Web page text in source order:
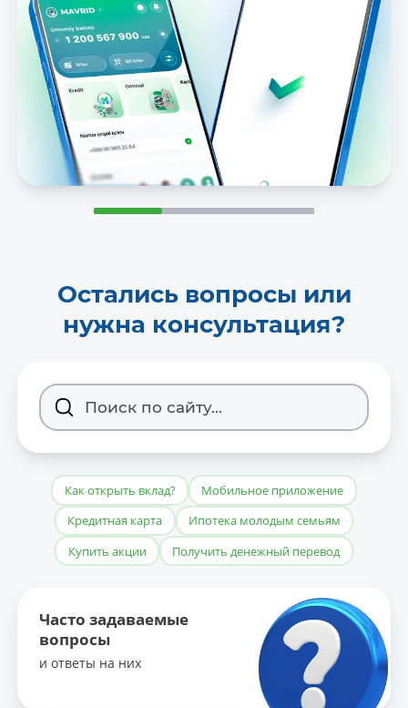
Остались вопросы или
нужна консультация?
Как открыть вклад?
Мобильное приложение
Кредитная карта
Ипотека молодым семьям
Купить акции
Получить денежный перевод
Часто задаваемые
вопросы
и ответы на них